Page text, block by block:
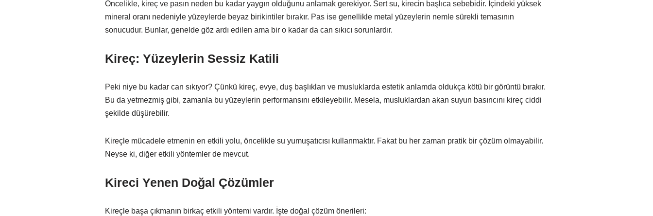
Öncelikle, kireç ve pasın neden bu kadar yaygın olduğunu anlamak gerekiyor. Sert su, kirecin başlıca sebebidir. İçindeki yüksek
mineral oranı nedeniyle yüzeylerde beyaz birikintiler bırakır. Pas ise genellikle metal yüzeylerin nemle sürekli temasının
sonucudur. Bunlar, genelde göz ardı edilen ama bir o kadar da can sıkıcı sorunlardır.
Kireç: Yüzeylerin Sessiz Katili
Peki niye bu kadar can sıkıyor? Çünkü kireç, evye, duş başlıkları ve musluklarda estetik anlamda oldukça kötü bir görüntü bırakır.
Bu da yetmezmiş gibi, zamanla bu yüzeylerin performansını etkileyebilir. Mesela, musluklardan akan suyun basıncını kireç ciddi
şekilde düşürebilir.
Kireçle mücadele etmenin en etkili yolu, öncelikle su yumuşatıcısı kullanmaktır. Fakat bu her zaman pratik bir çözüm olmayabilir.
Neyse ki, diğer etkili yöntemler de mevcut.
Kireci Yenen Doğal Çözümler
Kireçle başa çıkmanın birkaç etkili yöntemi vardır. İşte doğal çözüm önerileri: